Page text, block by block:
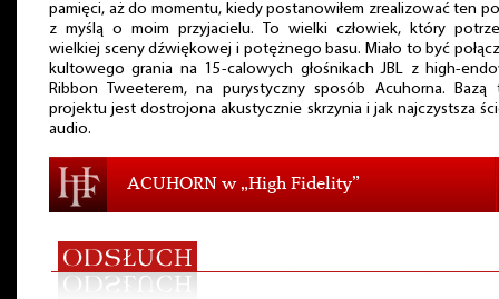
pamięci, aż do momentu, kiedy postanowiłem zrealizować ten
z myślą o moim przyjacielu. To wielki człowiek, który
wielkiej sceny dźwiękowej i potężnego basu. Miało to być
kultowego grania na 15-calowych głośnikach JBL z high-
Ribbon Tweeterem, na purystyczny sposób Acuhorna. Bazą
projektu jest dostrojona akustycznie skrzynia i jak najczystsza
audio.
ACUHORN w „High Fidelity”